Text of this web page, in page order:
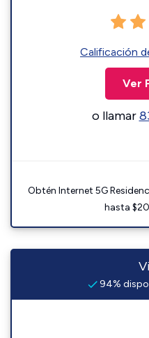
Calificación
Ver
o llamar
Obtén Internet 5G
hasta
94%